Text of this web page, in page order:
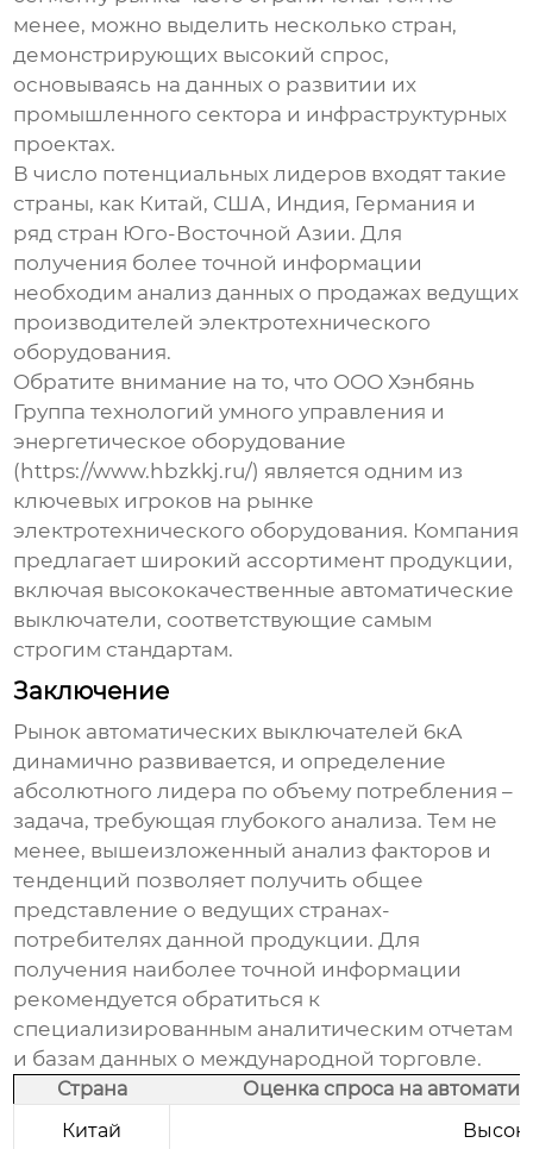
менее, можно выделить несколько стран,
демонстрирующих высокий спрос,
основываясь на данных о развитии их
промышленного сектора и инфраструктурных
проектах.
В число потенциальных лидеров входят такие
страны, как Китай, США, Индия, Германия и
ряд стран Юго-Восточной Азии. Для
получения более точной информации
необходим анализ данных о продажах ведущих
производителей электротехнического
оборудования.
Обратите внимание на то, что ООО Хэнбянь
Группа технологий умного управления и
энергетическое оборудование
( https://www.hbzkkj.ru/) является одним из
ключевых игроков на рынке
электротехнического оборудования. Компания
предлагает широкий ассортимент продукции,
включая высококачественные автоматические
выключатели, соответствующие самым
строгим стандартам.
Заключение
Рынок автоматических выключателей 6кА
динамично развивается, и определение
абсолютного лидера по объему потребления –
задача, требующая глубокого анализа. Тем не
менее, вышеизложенный анализ факторов и
тенденций позволяет получить общее
представление о ведущих странах-
потребителях данной продукции. Для
получения наиболее точной информации
рекомендуется обратиться к
специализированным аналитическим отчетам
и базам данных о международной торговле.
Страна
Оценка спроса на
Китай